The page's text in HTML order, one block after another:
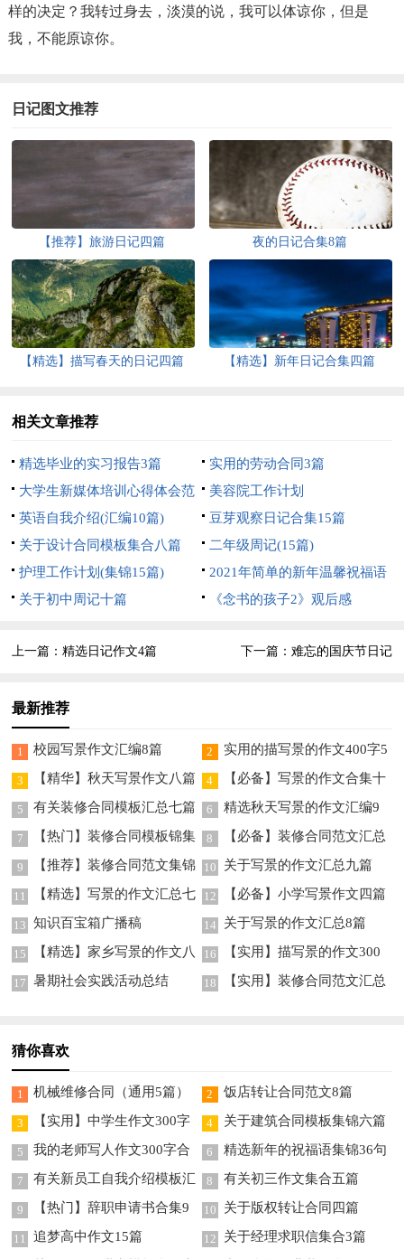
样的决定？我转过身去，淡漠的说，我可以体谅你，但是
我，不能原谅你。
日记图文推荐
【推荐】旅游日记四篇 夜的日记合集8篇
【精选】描写春天的日记四篇 【精选】新年日记合集四篇
相关文章推荐
精选毕业的实习报告3篇
实用的劳动合同3篇
大学生新媒体培训心得体会范
文
美容院工作计划
英语自我介绍(汇编10篇)
豆芽观察日记合集15篇
关于设计合同模板集合八篇
二年级周记(15篇)
护理工作计划(集锦15篇)
2021年简单的新年温馨祝福语
89句
关于初中周记十篇 《念书的孩子2》观后感
上一篇：精选日记作文4篇 下一篇： 难忘的国庆节日记
最新推荐
1 校园写景作文汇编8篇 2
实用的描写景的作文400字5
篇
3 【精华】秋天写景作文八篇 4
【必备】写景的作文合集十
篇
5 有关装修合同模板汇总七篇 6
精选秋天写景的作文汇编9
篇
7
【热门】装修合同模板锦集
五篇
8
【必备】装修合同范文汇总
十篇
9
【推荐】装修合同范文集锦
9篇
10 关于写景的作文汇总九篇
11
【精选】写景的作文汇总七
篇
12 【必备】小学写景作文四篇
13 知识百宝箱广播稿 14 关于写景的作文汇总8篇
15
【精选】家乡写景的作文八
篇
16
【实用】描写景的作文300
字九篇
17 暑期社会实践活动总结 18
【实用】装修合同范文汇总
猜你喜欢
1 机械维修合同（通用5篇） 2 饭店转让合同范文8篇
3
【实用】中学生作文300字
集锦10篇
4 关于建筑合同模板集锦六篇
5
我的老师写人作文300字合
集九篇
6 精选新年的祝福语集锦36句
7
有关新员工自我介绍模板汇
总四篇
8 有关初三作文集合五篇
9
【热门】辞职申请书合集9
篇
10 关于版权转让合同四篇
11 追梦高中作文15篇 12
关于经理求职信集合3篇